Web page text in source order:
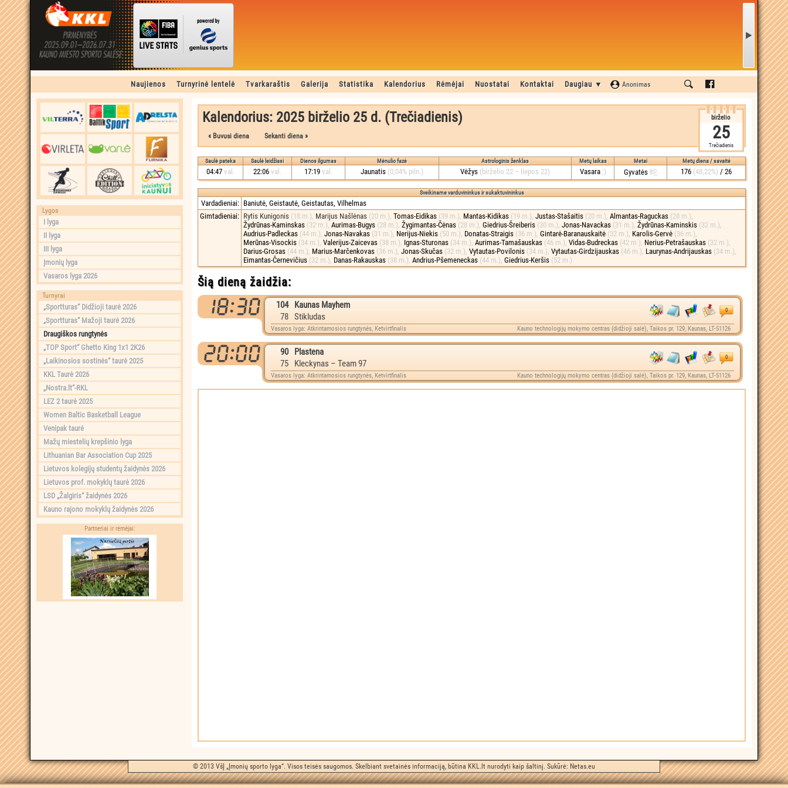
Naujienos Turnyrinė lentelė Tvarkaraštis Galerija Statistika Kalendorius Rėmėjai Nuostatai Kontaktai Daugiau ▼ Anonimas
Lygos
I lyga
II lyga
III lyga
Įmonių lyga
Vasaros lyga 2026
Turnyrai
„Sportturas“ Didžioji taurė 2026
„Sportturas“ Mažoji taurė 2026
Draugiškos rungtynės
„TOP Sport“ Ghetto King 1x1 2K26
„Laikinosios sostinės“ taurė 2025
KKL Taurė 2026
„Nostra.lt“-RKL
LEZ 2 taurė 2025
Women Baltic Basketball League
Venipak taurė
Mažų miestelių krepšinio lyga
Lithuanian Bar Association Cup 2025
Lietuvos kolegijų studentų žaidynės 2026
Lietuvos prof. mokyklų taurė 2026
LSD „Žalgiris“ žaidynės 2026
Kauno rajono mokyklų žaidynės 2026
Partneriai ir rėmėjai:
birželio
25
Trečiadienis
Kalendorius: 2025 birželio 25 d. (Trečiadienis)
Saulė pateka Saulė leidžiasi Dienos ilgumas Mėnulio fazė Astrologinis ženklas Metų laikas Metai Metų diena / savaitė
04:47 val. 22:06 val. 17:19 val. Jaunatis (0,04% piln.) Vėžys (birželio 22 – liepos 22) Vasara ;) Gyvatės 蛇 176 (48,22%) / 26
Sveikiname varduvininkus ir sukaktuvininkus
Vardadieniai: Baniutė, Geistautė, Geistautas, Vilhelmas
Gimtadieniai: Rytis Kunigonis (18 m.), Marijus Našlėnas (20 m.), Tomas-Eidikas (39 m.), Mantas-Kidikas (19 m.), Justas-Stašaitis (20 m.), Almantas-Raguckas (28 m.),
Žydrūnas-Kaminskas (32 m.), Aurimas-Bugys (28 m.), Žygimantas-Čėnas (28 m.), Giedrius-Šreiberis (30 m.), Jonas-Navackas (31 m.), Žydrūnas-Kaminskis (32 m.),
Audrius-Padleckas (44 m.), Jonas-Navakas (31 m.), Nerijus-Niekis (50 m.), Donatas-Straigis (36 m.), Gintarė-Baranauskaitė (32 m.), Karolis-Gervė (36 m.),
Merūnas-Visockis (34 m.), Valerijus-Zaicevas (38 m.), Ignas-Sturonas (34 m.), Aurimas-Tamašauskas (46 m.), Vidas-Budreckas (42 m.), Nerius-Petrašauskas (32 m.),
Darius-Grosas (44 m.), Marius-Marčenkovas (36 m.), Jonas-Skučas (32 m.), Vytautas-Povilonis (34 m.), Vytautas-Girdzijauskas (46 m.), Laurynas-Andrijauskas (34 m.),
Eimantas-Černevičius (32 m.), Danas-Rakauskas (38 m.), Andrius-Pšemeneckas (44 m.), Giedrius-Keršis (52 m.)
Šią dieną žaidžia:
104
78
Kaunas Mayhem
Stikludas
0
Vasaros lyga: Atkrintamosios rungtynės, Ketvirtfinalis Kauno technologijų mokymo centras (didžioji salė), Taikos pr. 129, Kaunas, LT-51126
90
75
Plastena
Kleckynas – Team 97
0
Vasaros lyga: Atkrintamosios rungtynės, Ketvirtfinalis Kauno technologijų mokymo centras (didžioji salė), Taikos pr. 129, Kaunas, LT-51126
© 2013 VšĮ „Įmonių sporto lyga“. Visos teisės saugomos. Skelbiant svetainės informaciją, būtina KKL.lt nurodyti kaip šaltinį. Sukūrė: Netas.eu